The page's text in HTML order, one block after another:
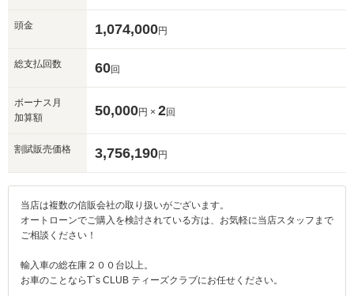
頭金 1,074,000円
総支払回数 60回
ボーナス月
加算額
50,000円 × 2回
割賦販売価格 3,756,190円
当店は複数の信販会社の取り扱いがございます。
オートローンでご購入を検討されている方は、お気軽に当店スタッフまで
ご相談ください！
輸入車の総在庫２００台以上。
お車のことならT`s CLUB ティーズクラブにお任せください。